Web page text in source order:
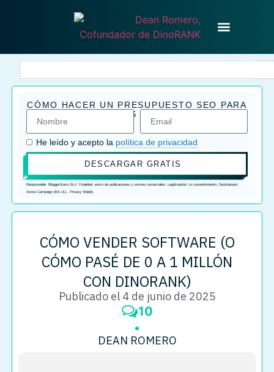
CÓMO HACER UN PRESUPUESTO SEO PARA
CERRAR MÁS CLIENTES
He leído y acepto la política de privacidad
Responsable: Blogger3cero SLU. Finalidad: envío de publicaciones y correos comerciales. Legitimación: tu consentimiento. Destinatario:
Active Campaign (EE.UU., Privacy Shield).
DESCARGAR GRATIS
CÓMO VENDER SOFTWARE (O
CÓMO PASÉ DE 0 A 1 MILLÓN
CON DINORANK)
Publicado el 4 de junio de 2025
10
DEAN ROMERO